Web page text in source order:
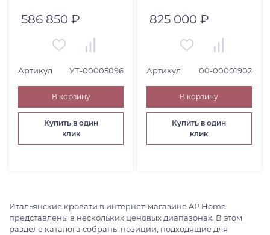
586 850 ₽
Артикул УТ-00005096
В корзину
Купить в один
клик
825 000 ₽
Артикул 00-00001902
В корзину
Купить в один
клик
Итальянские кровати в интернет-магазине AP Home
представлены в нескольких ценовых диапазонах. В этом
разделе каталога собраны позиции, подходящие для